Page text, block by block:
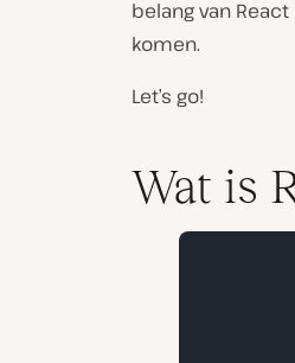
belang van
komen.
Let’s go!
Wat is